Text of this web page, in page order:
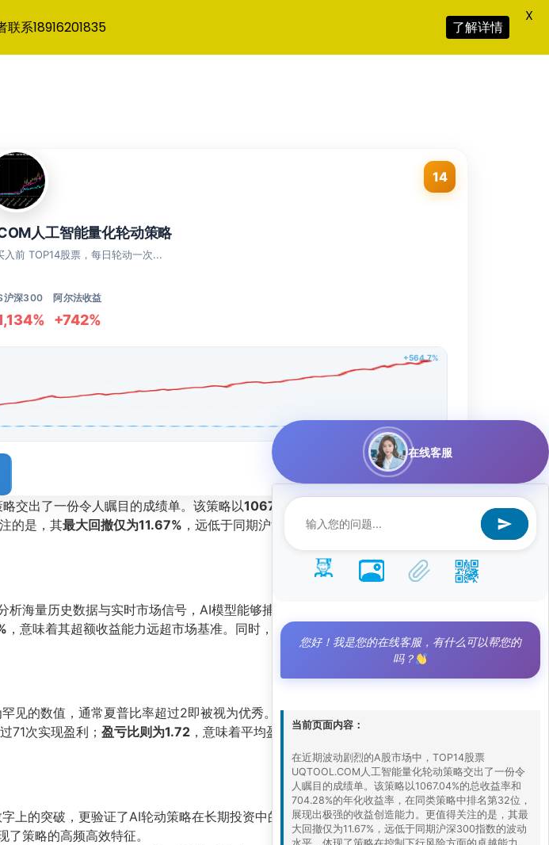
14
人工智能量化轮动策略
前 TOP14股票，每日轮动一次...
沪深300 阿尔法收益
+742%
+564.7%
交出了一份令人瞩目的成绩单。该策略以1067.04%的总收益率
的是，其最大回撤仅为11.67% ，远低于同期沪深300指数的波动水平，体现了策
海量历史数据与实时市场信号，AI模型能够捕捉到个股间的相对强弱关系，并在
，意味着其超额收益能力远超市场基准。同时，
相对沪深300的超额收益达到
罕见的数值，通常夏普比率超过2即被视为优秀。高夏普比率说明策略在承担单位风
71次实现盈利； 盈亏比则为1.72 ，意味着平均盈利金额是平均亏损金额的1.72倍。
上的突破，更验证了AI轮动策略在长期投资中的有效性。
策略的高频高效特征。
系18916201835 了解详情
X
在线客服
您好！我是您的在线客服，有什么可以帮您的
吗？
当前页面内容：
在近期波动剧烈的A股市场中，TOP14股票
UQTOOL.COM人工智能量化轮动策略交出了一份令
人瞩目的成绩单。该策略以1067.04%的总收益率和
704.28%的年化收益率，在同类策略中排名第32位，
展现出极强的收益创造能力。更值得关注的是，其最
大回撤仅为11.67%，远低于同期沪深300指数的波动